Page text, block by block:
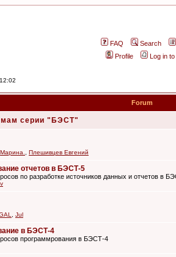
FAQ
Search
Profile
Log in
Forum
серии "БЭСТ"
Марина. Плешивцев Евгений
отчетов в БЭСТ-5
по разработке источников данных и отчетов в
Jul
в БЭСТ-4
программрования в БЭСТ-4